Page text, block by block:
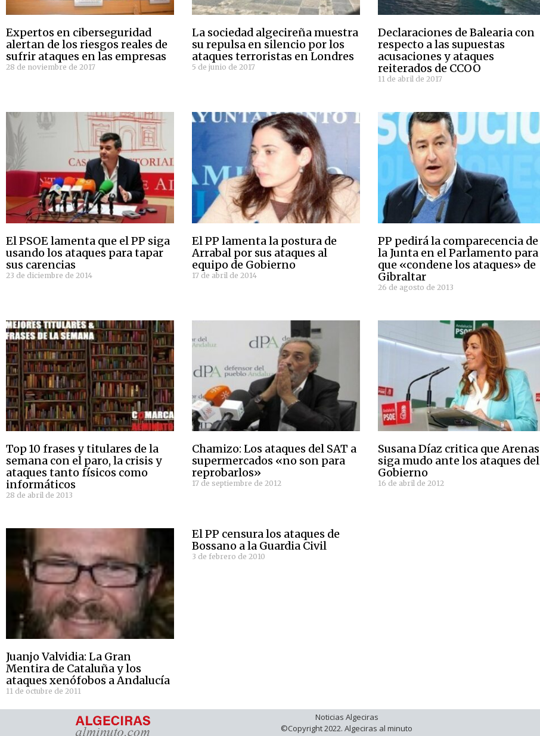
Expertos en ciberseguridad
alertan de los riesgos reales de
sufrir ataques en las empresas
28 de noviembre de 2017
La sociedad algecireña muestra
su repulsa en silencio por los
ataques terroristas en Londres
5 de junio de 2017
Declaraciones de Balearia con
respecto a las supuestas
acusaciones y ataques
reiterados de CCOO
11 de abril de 2017
El PSOE lamenta que el PP siga
usando los ataques para tapar
sus carencias
23 de diciembre de 2014
El PP lamenta la postura de
Arrabal por sus ataques al
equipo de Gobierno
17 de abril de 2014
PP pedirá la comparecencia de
la Junta en el Parlamento para
que «condene los ataques» de
Gibraltar
26 de agosto de 2013
Top 10 frases y titulares de la
semana con el paro, la crisis y
ataques tanto físicos como
informáticos
28 de abril de 2013
Chamizo: Los ataques del SAT a
supermercados «no son para
reprobarlos»
17 de septiembre de 2012
Susana Díaz critica que Arenas
siga mudo ante los ataques del
Gobierno
16 de abril de 2012
Juanjo Valvidia: La Gran
Mentira de Cataluña y los
ataques xenófobos a Andalucía
11 de octubre de 2011
El PP censura los ataques de
Bossano a la Guardia Civil
3 de febrero de 2010
Noticias Algeciras
©Copyright 2022. Algeciras al minuto